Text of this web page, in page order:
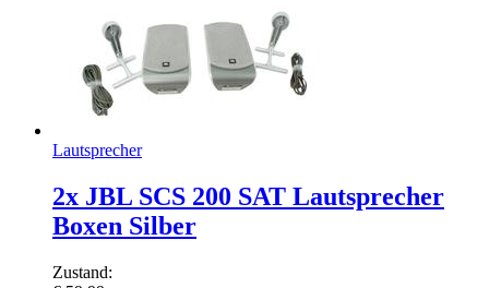
Lautsprecher
2x JBL SCS 200 SAT Lautsprecher
Boxen Silber
Zustand: